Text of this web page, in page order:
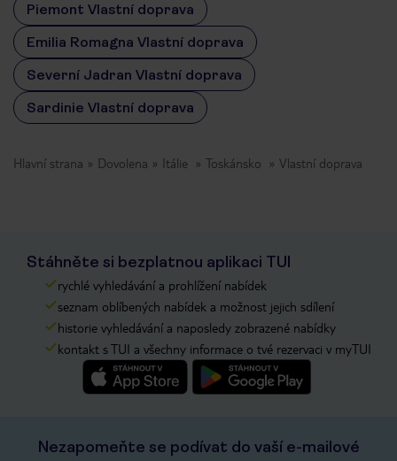
Piemont Vlastní doprava
Emilia Romagna Vlastní doprava
Severní Jadran Vlastní doprava
Sardinie Vlastní doprava
Hlavní strana Dovolena Itálie Toskánsko Vlastní doprava
Stáhněte si bezplatnou aplikaci TUI
rychlé vyhledávání a prohlížení nabídek
seznam oblíbených nabídek a možnost jejich sdílení
historie vyhledávání a naposledy zobrazené nabídky
kontakt s TUI a všechny informace o tvé rezervaci v myTUI
Nezapomeňte se podívat do vaší e-mailové